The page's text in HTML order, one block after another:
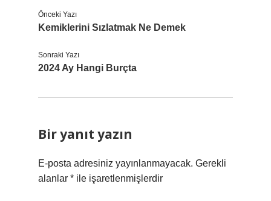
Önceki Yazı
Kemiklerini Sızlatmak Ne Demek
Sonraki Yazı
2024 Ay Hangi Burçta
Bir yanıt yazın
E-posta adresiniz yayınlanmayacak. Gerekli
alanlar * ile işaretlenmişlerdir